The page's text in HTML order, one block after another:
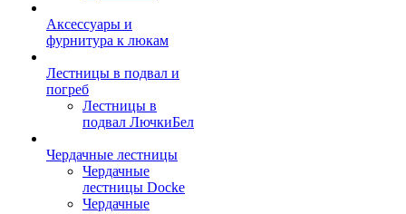
Аксессуары и
фурнитура к люкам
Лестницы в подвал и
погреб
Лестницы в
подвал ЛючкиБел
Чердачные лестницы
Чердачные
лестницы Docke
Чердачные